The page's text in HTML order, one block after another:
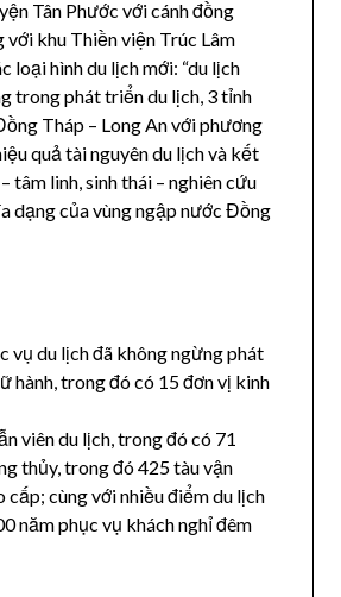
Tân Phước với cánh đồng
với khu Thiền viện Trúc Lâm
loại hình du lịch mới: “du lịch
trong phát triển du lịch, 3 tỉnh
Tháp – Long An với phương
quả tài nguyên du lịch và kết
tâm linh, sinh thái – nghiên cứu
dạng của vùng ngập nước Đồng
vụ du lịch đã không ngừng phát
hành, trong đó có 15 đơn vị kinh
viên du lịch, trong đó có 71
thủy, trong đó 425 tàu vận
cấp; cùng với nhiều điểm du lịch
năm phục vụ khách nghỉ đêm